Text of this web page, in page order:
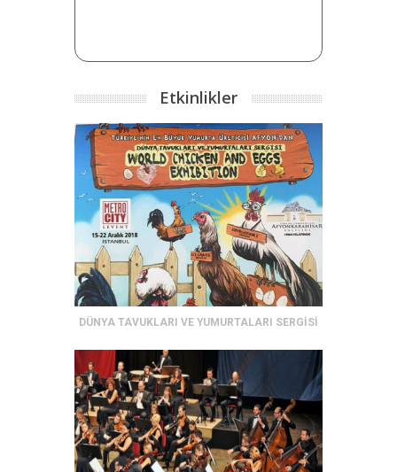
Etkinlikler
DÜNYA TAVUKLARI VE YUMURTALARI SERGİSİ